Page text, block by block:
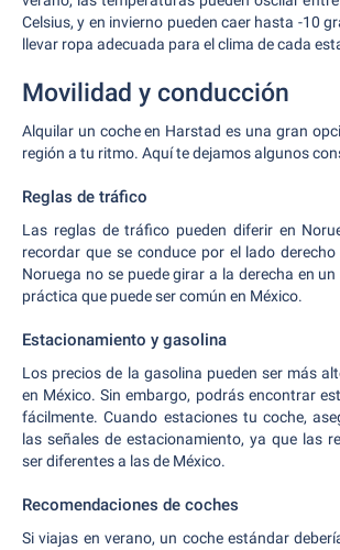
Celsius, y en invierno pueden caer hasta -10
llevar ropa adecuada para el clima de cada
Movilidad y conducción
Alquilar un coche en Harstad es una gran
región a tu ritmo. Aquí te dejamos algunos
Reglas de tráfico
Las reglas de tráfico pueden diferir en
recordar que se conduce por el lado
Noruega no se puede girar a la derecha en
práctica que puede ser común en México.
Estacionamiento y gasolina
Los precios de la gasolina pueden ser más
en México. Sin embargo, podrás encontrar
fácilmente. Cuando estaciones tu coche,
las señales de estacionamiento, ya que las
ser diferentes a las de México.
Recomendaciones de coches
Si viajas en verano, un coche estándar